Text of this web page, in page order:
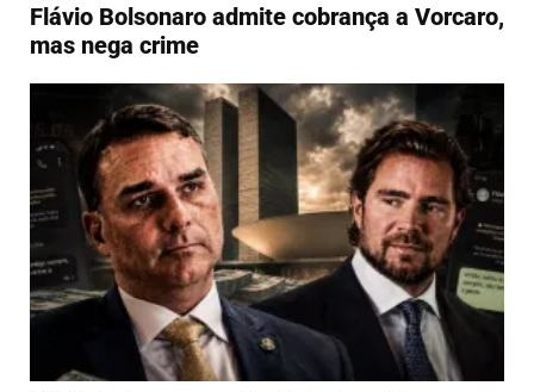
Flávio Bolsonaro admite cobrança a Vorcaro,
mas nega crime